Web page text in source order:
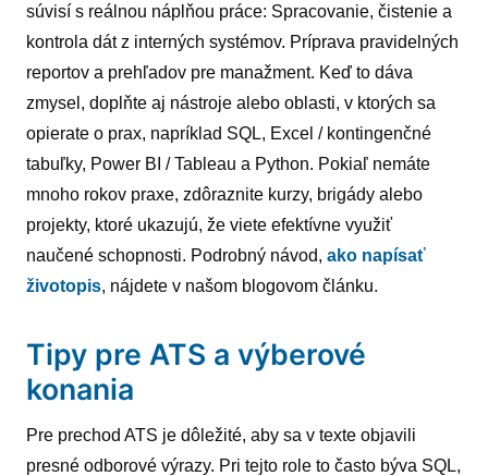
súvisí s reálnou náplňou práce: Spracovanie, čistenie a
kontrola dát z interných systémov. Príprava pravidelných
reportov a prehľadov pre manažment. Keď to dáva
zmysel, doplňte aj nástroje alebo oblasti, v ktorých sa
opierate o prax, napríklad SQL, Excel / kontingenčné
tabuľky, Power BI / Tableau a Python. Pokiaľ nemáte
mnoho rokov praxe, zdôraznite kurzy, brigády alebo
projekty, ktoré ukazujú, že viete efektívne využiť
naučené schopnosti. Podrobný návod, ako napísať
životopis, nájdete v našom blogovom článku.
Tipy pre ATS a výberové
konania
Pre prechod ATS je dôležité, aby sa v texte objavili
presné odborové výrazy. Pri tejto role to často býva SQL,